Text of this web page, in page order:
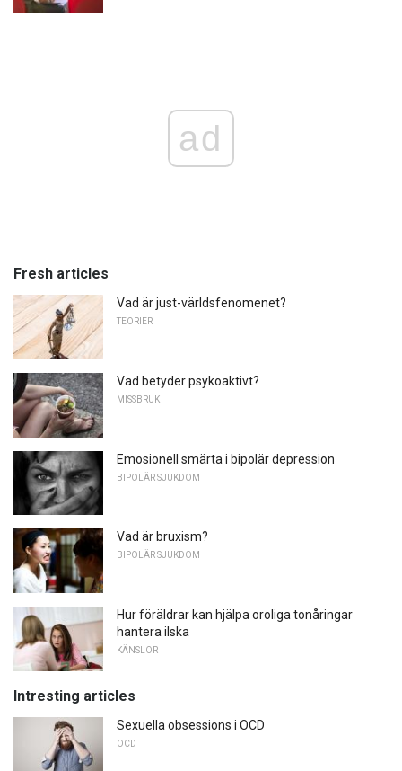
ad
Fresh articles
Vad är just-världsfenomenet?
TEORIER
Vad betyder psykoaktivt?
MISSBRUK
Emosionell smärta i bipolär depression
BIPOLÄR SJUKDOM
Vad är bruxism?
BIPOLÄR SJUKDOM
Hur föräldrar kan hjälpa oroliga tonåringar
hantera ilska
KÄNSLOR
Intresting articles
Sexuella obsessions i OCD
OCD